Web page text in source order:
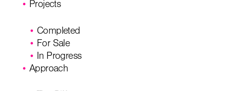
Projects
Completed
For Sale
In Progress
Approach